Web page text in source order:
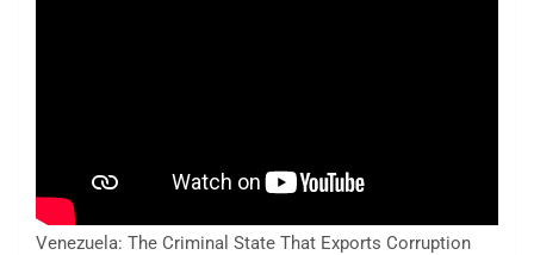
Venezuela: The Criminal State That Exports Corruption